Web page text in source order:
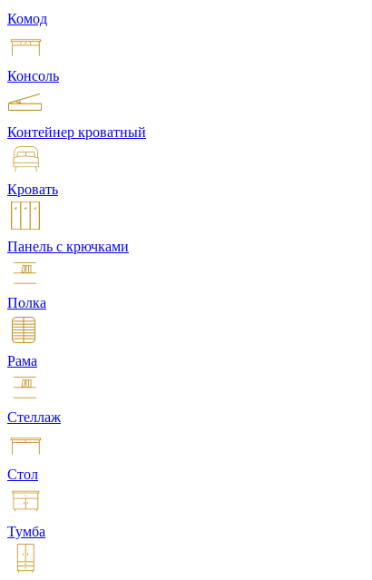
Комод
Консоль
Контейнер кроватный
Кровать
Панель с крючками
Полка
Рама
Стеллаж
Стол
Тумба